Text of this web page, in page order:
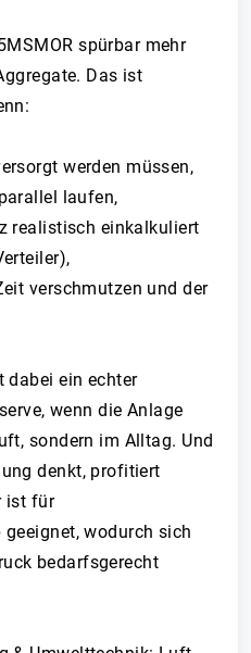
spürbar mehr
Das ist
werden müssen,
laufen,
realistisch einkalkuliert
verschmutzen und der
dabei ein echter
wenn die Anlage
sondern im Alltag. Und
denkt, profitiert
ist für
wodurch sich
bedarfsgerecht